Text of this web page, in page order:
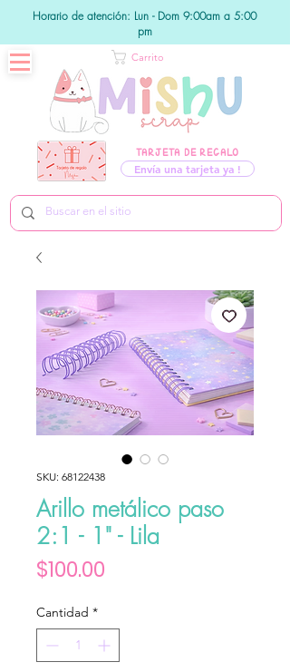
Horario de atención: Lun - Dom 9:00am a 5:00
pm
TARJETA DE REGALO
Envía una tarjeta ya !
Carrito
SKU: 68122438
Arillo metálico paso
2:1 - 1" - Lila
$100.00
Cantidad *